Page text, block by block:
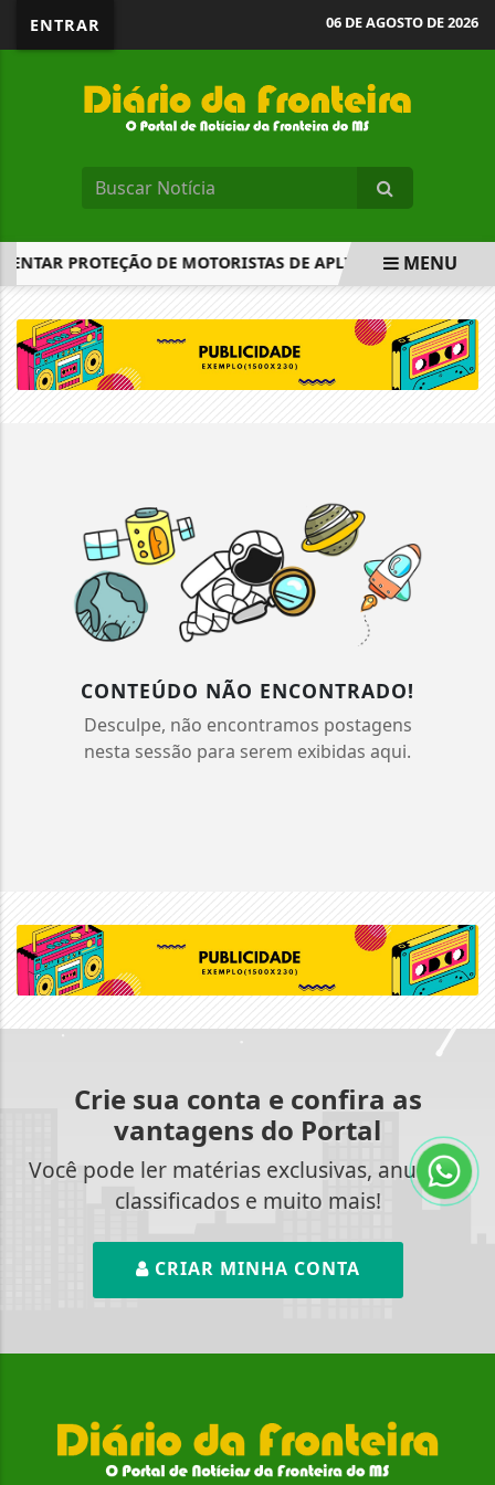
ENTRAR 06 DE AGOSTO DE 2026
PROTEÇÃO DE MOTORISTAS DE APLICATIVOMENU
CONTEÚDO NÃO ENCONTRADO!
Desculpe, não encontramos postagens
nesta sessão para serem exibidas aqui.
Crie sua conta e confira as
vantagens do Portal
Você pode ler matérias exclusivas, anunciar
classificados e muito mais!
CRIAR MINHA CONTA